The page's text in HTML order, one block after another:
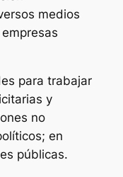
medios
para trabajar
y
no
en
públicas.